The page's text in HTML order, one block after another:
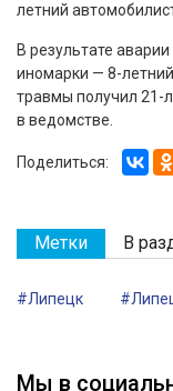
летний
В результате
иномарки — 8-
травмы получил 21-
в ведомстве.
Поделиться:
Метки В
#Липецк
Мы в